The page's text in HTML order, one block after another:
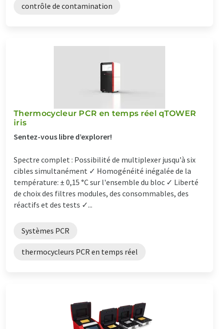
contrôle de contamination
Thermocycleur PCR en temps réel qTOWER
iris
Sentez-vous libre d’explorer!
Spectre complet : Possibilité de multiplexer jusqu'à six
cibles simultanément ✓ Homogénéité inégalée de la
température: ± 0,15 °C sur l'ensemble du bloc ✓ Liberté
de choix des filtres modules, des consommables, des
réactifs et des tests ✓...
Systèmes PCR
thermocycleurs PCR en temps réel